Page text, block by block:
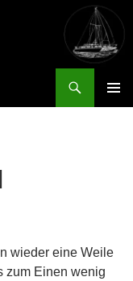
wieder eine Weile
zum Einen wenig